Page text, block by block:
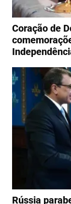
Coração de
Rússia